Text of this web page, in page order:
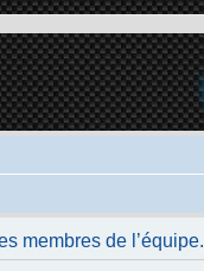
membres de l’équipe.